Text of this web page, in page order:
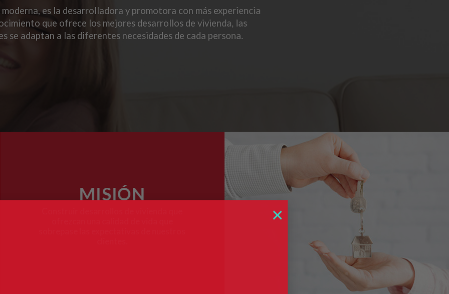
×
es la desarrolladora y promotora con más experiencia
que ofrece los mejores desarrollos de vivienda, las
se adaptan a las diferentes necesidades de cada persona.
MISIÓN